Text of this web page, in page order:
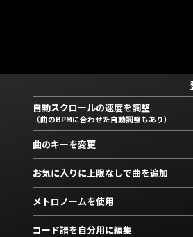
自動スクロールの速度を調整
（曲のBPMに合わせた自動調整もあり）
曲のキーを変更
お気に入りに上限なしで曲を追加
メトロノームを使用
コード譜を自分用に編集